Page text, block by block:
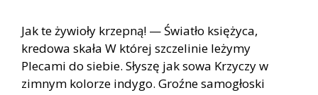
Jak te żywioły krzepną! — Światło księżyca,
kredowa skała W której szczelinie leżymy
Plecami do siebie. Słyszę jak sowa Krzyczy w
zimnym kolorze indygo. Groźne samogłoski